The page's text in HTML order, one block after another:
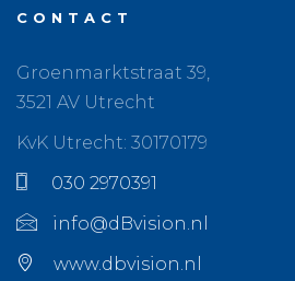
CONTACT
Groenmarktstraat 39,
3521 AV Utrecht
KvK Utrecht: 30170179
030 2970391
info@dBvision.nl
www.dbvision.nl